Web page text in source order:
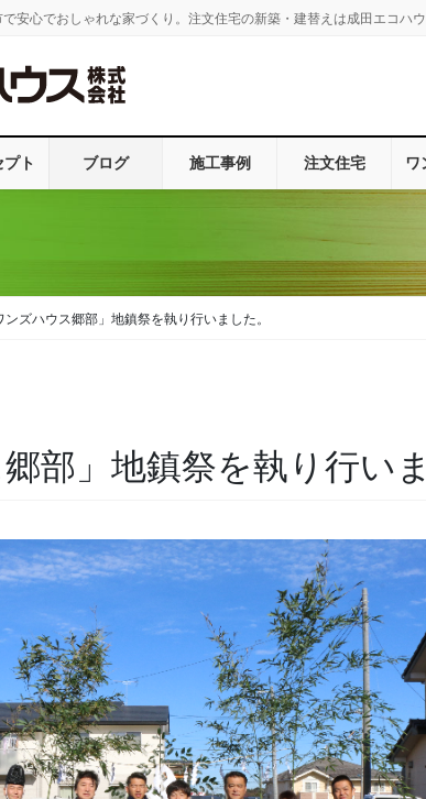
安心でおしゃれな家づくり。注文住宅の新築・建替えは成田エコハ
ト ブログ 施工事例 注文住宅 ワ
ンズハウス郷部」地鎮祭を執り行いました。
部」地鎮祭を執り行い